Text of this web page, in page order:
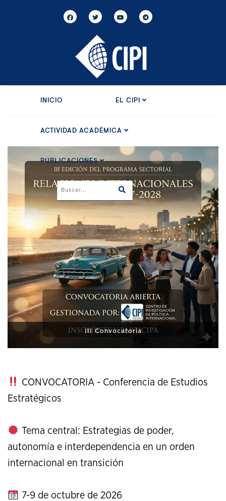
INICIO EL CIPI
ACTIVIDAD ACADÉMICA
PUBLICACIONES
XI Conference on Strategic Studies
CONVOCATORIA - Conferencia de Estudios
Estratégicos
Tema central: Estrategias de poder,
autonomía e interdependencia en un orden
internacional en transición
7-9 de octubre de 2026